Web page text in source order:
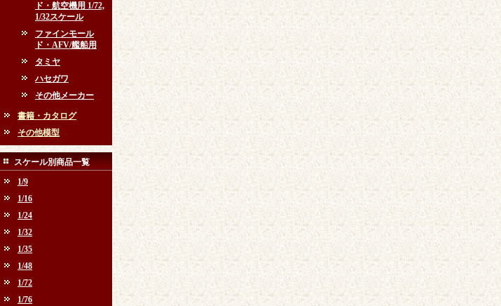
ド・航空機用 1/72,
1/32スケール
ファインモール
ド・AFV/艦船用
タミヤ
ハセガワ
その他メーカー
書籍・カタログ
その他模型
スケール別商品一覧
1/9
1/16
1/24
1/32
1/35
1/48
1/72
1/76